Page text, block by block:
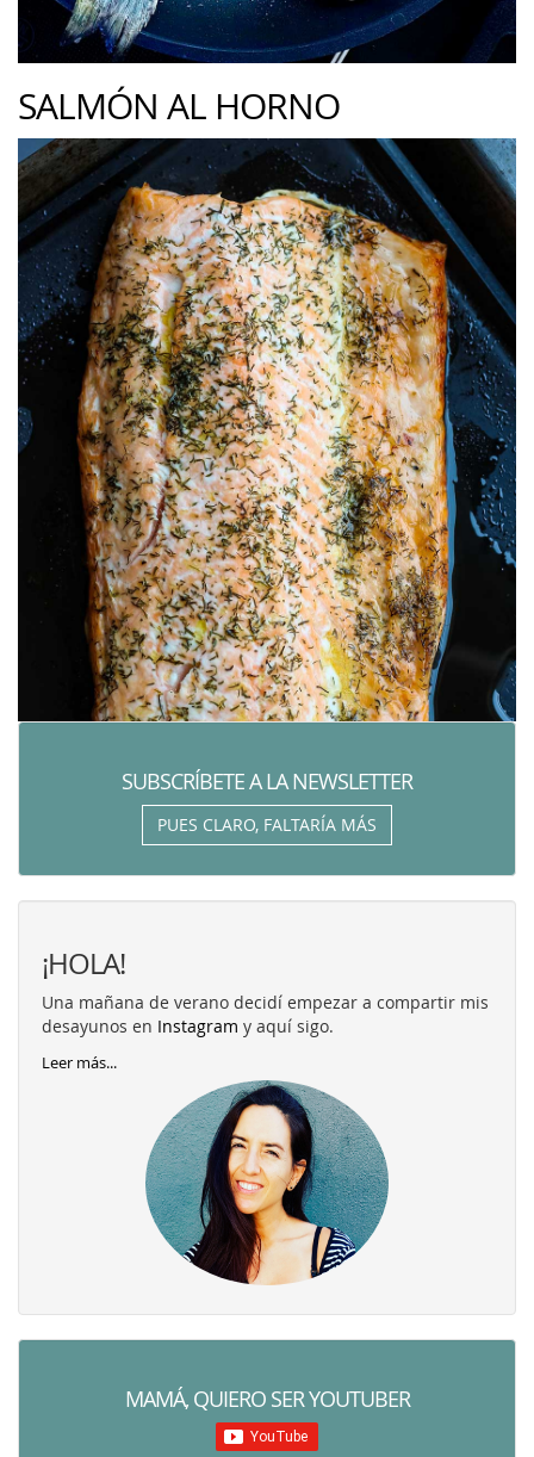
SALMÓN AL HORNO
SUBSCRÍBETE A LA NEWSLETTER
PUES CLARO, FALTARÍA MÁS
¡HOLA!
Una mañana de verano decidí empezar a compartir mis
desayunos en Instagram y aquí sigo.
Leer más...
MAMÁ, QUIERO SER YOUTUBER